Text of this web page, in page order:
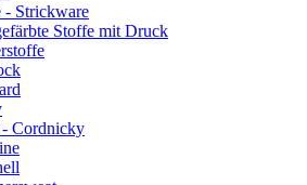
- Strickware
Stoffe mit Druck
Cordnicky